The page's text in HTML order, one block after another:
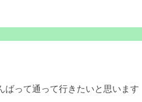
ばって通って行きたいと思います